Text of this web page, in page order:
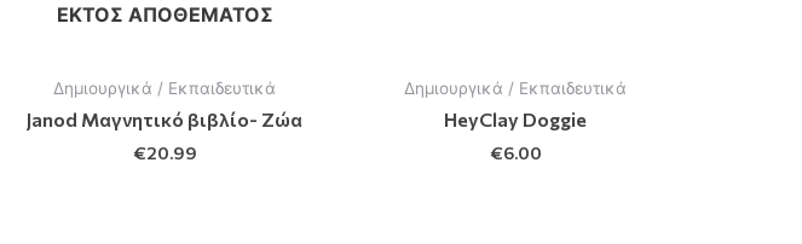
ΕΚΤΌΣ ΑΠΟΘΈΜΑΤΟΣ
Δημιουργικά / Εκπαιδευτικά
Janod Μαγνητικό βιβλίο- Ζώα
€20.99
Δημιουργικά / Εκπαιδευτικά
HeyClay Doggie
€6.00